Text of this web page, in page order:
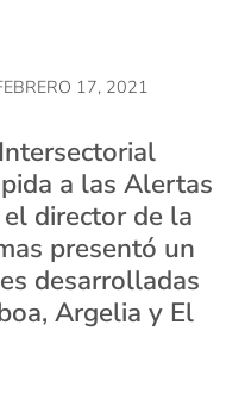
17, 2021
a las Alertas
director de la
presentó un
desarrolladas
Argelia y El